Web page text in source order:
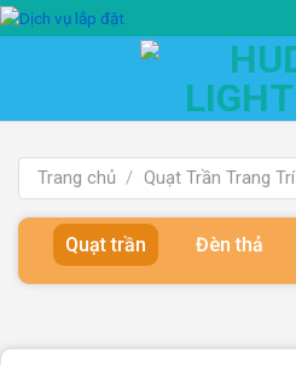
Bỏ
dung
Trang chủ / Quạt Trần Trang Trí
Quạt trần Đèn thả